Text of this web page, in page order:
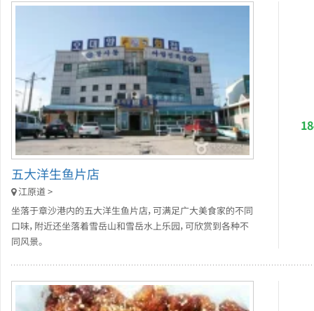
五大洋生鱼片店
江原道 >
坐落于章沙港内的五大洋生鱼片店，可满足广大美食家的不同
口味，附近还坐落着雪岳山和雪岳水上乐园，可欣赏到各种不
同风景。